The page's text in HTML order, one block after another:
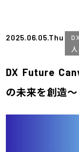
2025.06.05.Thu
DX Future
の未来を創造〜